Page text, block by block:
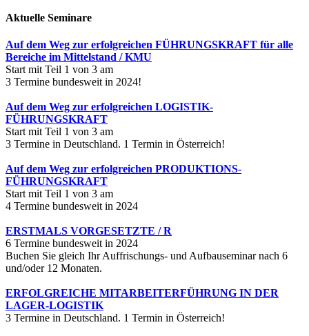
Aktuelle Seminare
Auf dem Weg zur erfolgreichen FÜHRUNGSKRAFT für alle
Bereiche im Mittelstand / KMU
Start mit Teil 1 von 3 am
3 Termine bundesweit in 2024!
Auf dem Weg zur erfolgreichen LOGISTIK-
FÜHRUNGSKRAFT
Start mit Teil 1 von 3 am
3 Termine in Deutschland. 1 Termin in Österreich!
Auf dem Weg zur erfolgreichen PRODUKTIONS-
FÜHRUNGSKRAFT
Start mit Teil 1 von 3 am
4 Termine bundesweit in 2024
ERSTMALS VORGESETZTE / R
6 Termine bundesweit in 2024
Buchen Sie gleich Ihr Auffrischungs- und Aufbauseminar nach 6
und/oder 12 Monaten.
ERFOLGREICHE MITARBEITERFÜHRUNG IN DER
LAGER-LOGISTIK
3 Termine in Deutschland. 1 Termin in Österreich!